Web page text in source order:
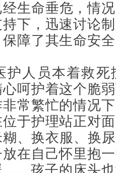
生命垂危，情
下，迅速讨论
障了其生命安
护人员本着救死
呵护着这个脆
常繁忙的情况
于护理站正对
糊、换衣服、换
在自己怀里抱
……孩子的床头